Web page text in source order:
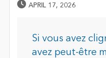
Published Date
APRIL 17, 2026
Si vous avez
avez peut-être